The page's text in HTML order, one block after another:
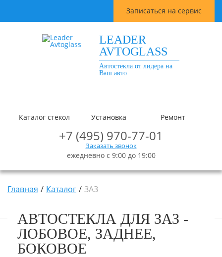
Записаться на сервис
LEADER
AVTOGLASS
Автостекла от лидера на
Ваш авто
Каталог стекол Установка Ремонт
+7 (495) 970-77-01
Заказать звонок
ежедневно с 9:00 до 19:00
Главная Каталог ЗАЗ
АВТОСТЕКЛА ДЛЯ ЗАЗ -
ЛОБОВОЕ, ЗАДНЕЕ,
БОКОВОЕ